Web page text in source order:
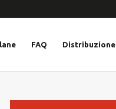
FAQ Distribuzione